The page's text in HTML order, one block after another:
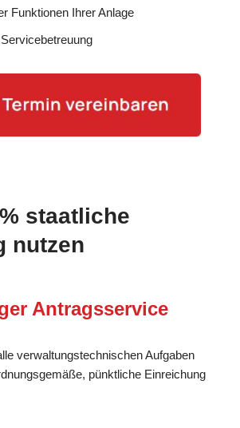
Funktionen Ihrer Anlage
staatliche
nutzen
Antragsservice
verwaltungstechnischen Aufgaben
pünktliche Einreichung